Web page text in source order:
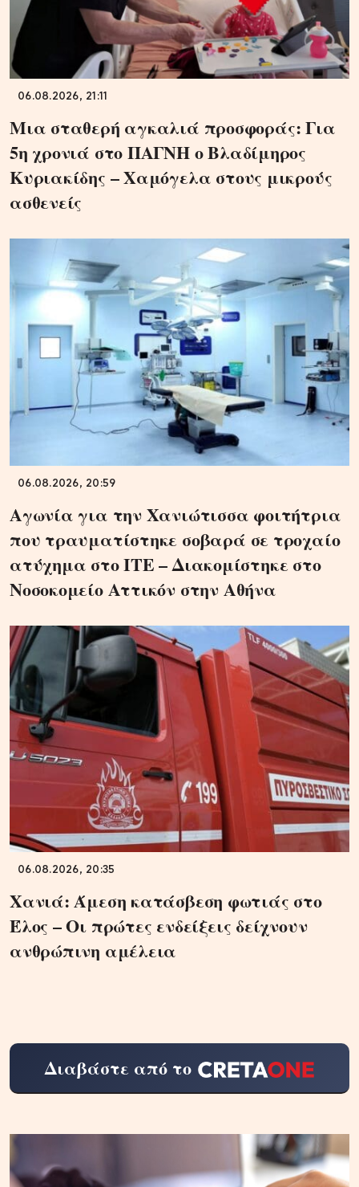
06.08.2026, 21:11
Μια σταθερή αγκαλιά προσφοράς: Για
5η χρονιά στο ΠΑΓΝΗ ο Βλαδίμηρος
Κυριακίδης – Χαμόγελα στους μικρούς
ασθενείς
06.08.2026, 20:59
Αγωνία για την Χανιώτισσα φοιτήτρια
που τραυματίστηκε σοβαρά σε τροχαίο
ατύχημα στο ΙΤΕ – Διακομίστηκε στο
Νοσοκομείο Αττικόν στην Αθήνα
06.08.2026, 20:35
Χανιά: Άμεση κατάσβεση φωτιάς στο
Έλος – Οι πρώτες ενδείξεις δείχνουν
ανθρώπινη αμέλεια
Διαβάστε από το